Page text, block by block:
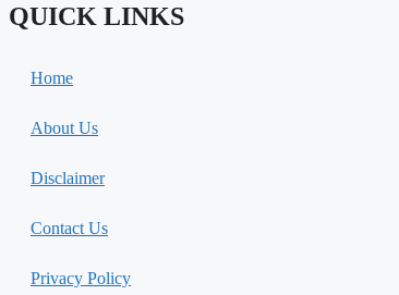
QUICK LINKS
Home
About Us
Disclaimer
Contact Us
Privacy Policy